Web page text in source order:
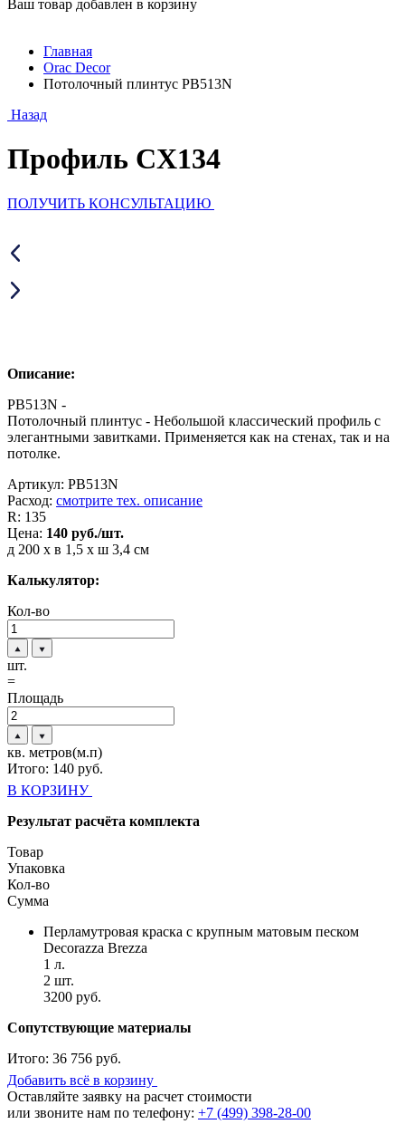
Ваш товар добавлен в корзину
Главная
Orac Decor
Потолочный плинтус PB513N
Назад
Профиль CX134
ПОЛУЧИТЬ КОНСУЛЬТАЦИЮ
Описание:
PB513N -
Потолочный плинтус - Небольшой классический профиль с
элегантными завитками. Применяется как на стенах, так и на
потолке.
Артикул: PB513N
Расход: смотрите тех. описание
R: 135
Цена: 140 руб./шт.
д 200 x в 1,5 x ш 3,4 см
Калькулятор:
Кол-во
шт.
=
Площадь
кв. метров(м.п)
Итого: 140 руб.
В КОРЗИНУ
Результат расчёта комплекта
Товар
Упаковка
Кол-во
Сумма
Перламутровая краска с крупным матовым песком
Decorazza Brezza
1 л.
2 шт.
3200 руб.
Сопутствующие материалы
Итого: 36 756 руб.
Добавить всё в корзину
Оставляйте заявку на расчет стоимости
или звоните нам по телефону: +7 (499) 398-28-00